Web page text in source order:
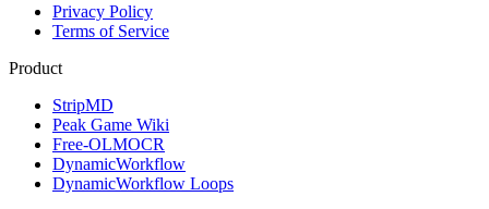
Privacy Policy
Terms of Service
Product
StripMD
Peak Game Wiki
Free-OLMOCR
DynamicWorkflow
DynamicWorkflow Loops